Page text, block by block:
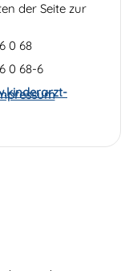
0 68
0 68-6
der Seite zur